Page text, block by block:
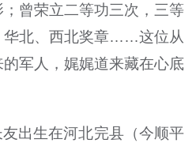
曾荣立二等功三次，三等
华北、西北奖章……这位从
军人，娓娓道来藏在心底
出生在河北完县（今顺平